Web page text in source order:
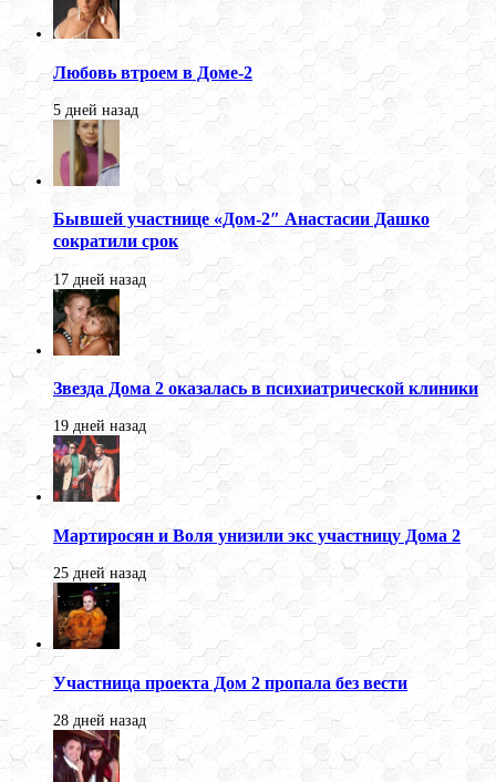
Любовь втроем в Доме-2
5 дней назад
Бывшей участнице «Дом-2″ Анастасии Дашко
сократили срок
17 дней назад
Звезда Дома 2 оказалась в психиатрической клиники
19 дней назад
Мартиросян и Воля унизили экс участницу Дома 2
25 дней назад
Участница проекта Дом 2 пропала без вести
28 дней назад